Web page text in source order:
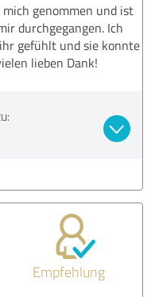
genommen und ist
durchgegangen. Ich
gefühlt und sie konnte
lieben Dank!
Empfehlung